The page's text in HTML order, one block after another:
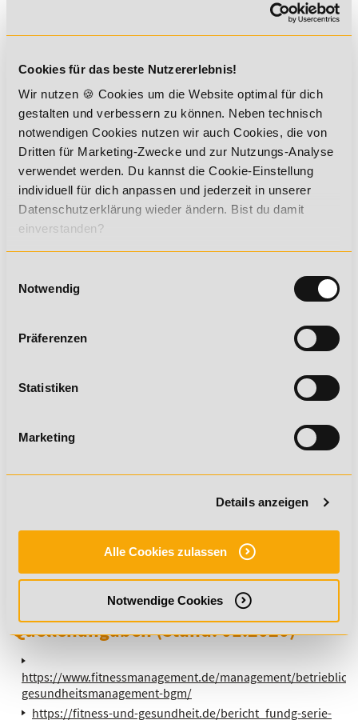
Cookies für das beste Nutzererlebnis!
Wir nutzen 🍪 Cookies um die Website optimal für dich
gestalten und verbessern zu können. Neben technisch
notwendigen Cookies nutzen wir auch Cookies, die von
Dritten für Marketing-Zwecke und zur Nutzungs-Analyse
verwendet werden. Du kannst die Cookie-Einstellung
individuell für dich anpassen und jederzeit in unserer
Datenschutzerklärung wieder ändern. Bist du damit
einverstanden?
Notwendig
Präferenzen
Statistiken
Marketing
Details anzeigen
Alle Cookies zulassen
Notwendige Cookies
B.A. Fitnessökonomie
Du möchtest mehr über dieses Thema
erfahren? Dann empfehlen wir dir
diese Weiterbildungen:
Fachkraft für Betriebliches
Gesundheitsmanagement (BBGM)
Betrieblicher Gesundheitsmanager
Geprüfter Fachwirt im
Betrieblichen
Geprüfter Fachwirt für Prävention
und Gesundheitsförderung (IHK)
Geprüfter Fitnessfachwirt (IHK)
Fachwirt im Gesundheits- und
Sozialwesen (IHK)
Quellenangaben (Stand: 01.2020)
https://www.fitnessmanagement.de/management/
gesundheitsmanagement-bgm/
https://fitness-und-gesundheit.de/bericht_fundg-serie-